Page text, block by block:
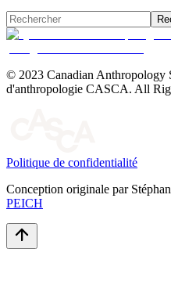
© 2023 Canadian Anthropology
d'anthropologie CASCA. All
Politique de confidentialité
Conception originale par
PEICH